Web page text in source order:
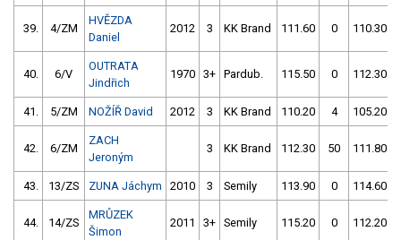
39. 4/ZM
HVĚZDA
Daniel
2012 3 KK Brand 111.60 0 110.30
40. 6/V
OUTRATA
Jindřich
1970 3+ Pardub. 115.50 0 112.30
41. 5/ZM NOŽÍŘ David 2012 3 KK Brand 110.20 4 105.20
42. 6/ZM
ZACH
Jeroným
3 KK Brand 112.30 50 111.80
43. 13/ZS ZUNA Jáchym 2010 3 Semily 113.90 0 114.60
44. 14/ZS
MRŮZEK
Šimon
2011 3+ Semily 115.20 0 112.20